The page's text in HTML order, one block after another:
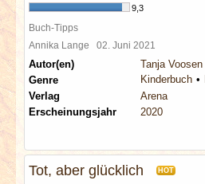
9,3
Buch-Tipps
Annika Lange 02. Juni 2021
Autor(en)
Tanja Voosen
Genre
Kinderbuch
Verlag
Arena
Erscheinungsjahr
2020
Tot, aber glücklich HOT